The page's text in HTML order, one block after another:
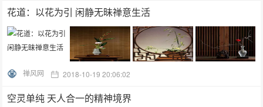
花道：以花为引 闲静无昧禅意生活
禅风网 2018-10-19 20:06:02
空灵单纯 天人合一的精神境界